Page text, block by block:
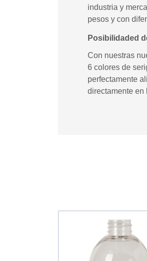
industria y
pesos y con
Posibilidaded
Con nuestras
6 colores de
perfectamente
directamente en